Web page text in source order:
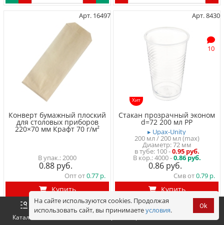
Арт. 16497
Конверт бумажный плоский
для столовых приборов
220×70 мм Крафт 70 г/м²
2000
0.88
Опт от0.77
Купить
Арт. 8430
10
Хит
Стакан прозрачный эконом
d=72 200 мл PP
▸ Upax-Unity
200 мл / 200 мл (max)
Диаметр: 72 мм
в тубе 100-0.95 руб.
4000 -0.86 руб.
0.86
Смв от0.79
Купить
Каталог Корзина
Оформить
На сайте используются cookies. Продолжая
использовать сайт, вы принимаетеусловия. Ok